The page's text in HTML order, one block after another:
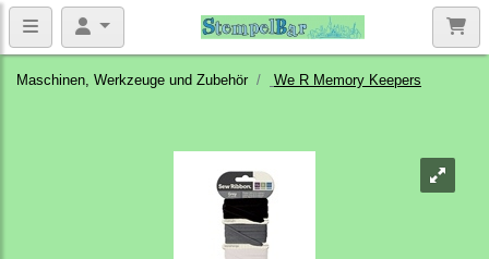
Maschinen, Werkzeuge und Zubehör We R Memory Keepers